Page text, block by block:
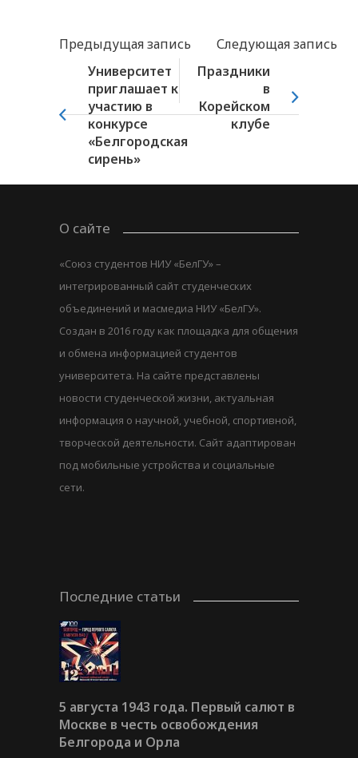
Предыдущая запись
Следующая запись
Университет
приглашает к
участию в
конкурсе
«Белгородская
сирень»
Праздники
в
Корейском
клубе
О сайте
«Союз студентов НИУ «БелГУ» –
интегрированный сайт студенческих
объединений и масмедиа НИУ «БелГУ».
Создан в 2016 году как площадка для общения
и обмена информацией студентов
университета. На сайте представлены
новости студенческой жизни, актуальная
информация о научной, учебной, спортивной,
творческой деятельности. Сайт адаптирован
под мобильные устройства и социальные
сети.
Последние статьи
5 августа 1943 года. Первый салют в
Москве в честь освобождения
Белгорода и Орла